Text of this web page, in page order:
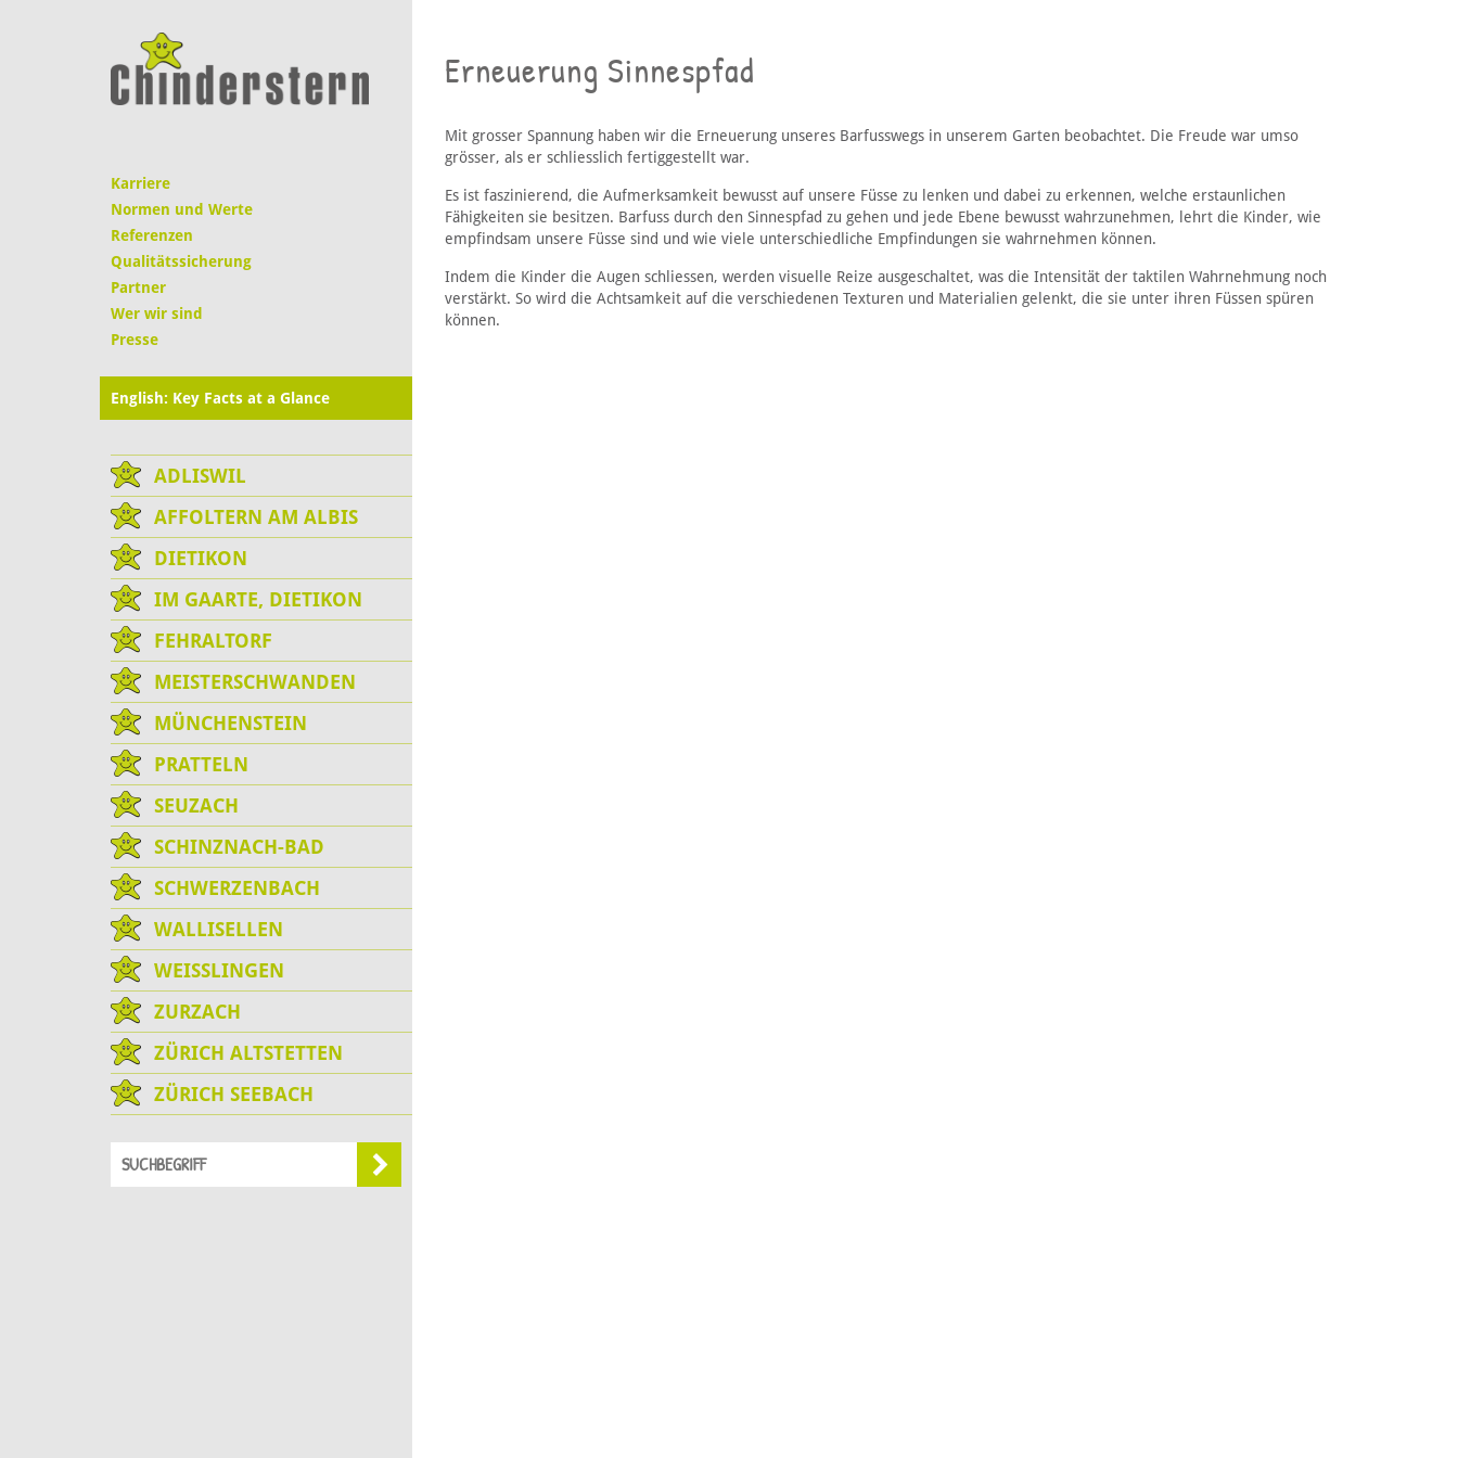
Karriere
Normen und Werte
Referenzen
Qualitätssicherung
Partner
Wer wir sind
Presse
English: Key Facts at a Glance
ADLISWIL
AFFOLTERN AM ALBIS
DIETIKON
IM GAARTE, DIETIKON
FEHRALTORF
MEISTERSCHWANDEN
MÜNCHENSTEIN
PRATTELN
SEUZACH
SCHINZNACH-BAD
SCHWERZENBACH
WALLISELLEN
WEISSLINGEN
ZURZACH
ZÜRICH ALTSTETTEN
ZÜRICH SEEBACH
Erneuerung Sinnespfad
Mit grosser Spannung haben wir die Erneuerung unseres Barfusswegs in unserem Garten beobachtet. Die Freude war umso
grösser, als er schliesslich fertiggestellt war.
Es ist faszinierend, die Aufmerksamkeit bewusst auf unsere Füsse zu lenken und dabei zu erkennen, welche erstaunlichen
Fähigkeiten sie besitzen. Barfuss durch den Sinnespfad zu gehen und jede Ebene bewusst wahrzunehmen, lehrt die Kinder, wie
empfindsam unsere Füsse sind und wie viele unterschiedliche Empfindungen sie wahrnehmen können.
Indem die Kinder die Augen schliessen, werden visuelle Reize ausgeschaltet, was die Intensität der taktilen Wahrnehmung noch
verstärkt. So wird die Achtsamkeit auf die verschiedenen Texturen und Materialien gelenkt, die sie unter ihren Füssen spüren
können.